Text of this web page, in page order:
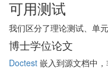
可用测试
我们区分了理论测试、单
博士学位论文
Doctest 嵌入到源文档中